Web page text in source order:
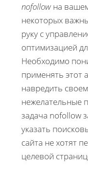
nofollow на
некоторых
руку с
оптимизацией
Необходимо
применять этот
навредить
нежелательные
задача nofollow
указать
сайта не хотят
целевой